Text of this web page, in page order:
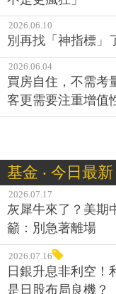
2026.06.10
別再找「神指標」
2026.06.04
買房自住，不需考
客更需要注重增值
基金 ‧ 今日最新
2026.07.17
灰犀牛來了？美期
籲：別急著離場
2026.07.16
日銀升息非利空！
是日股布局良機？